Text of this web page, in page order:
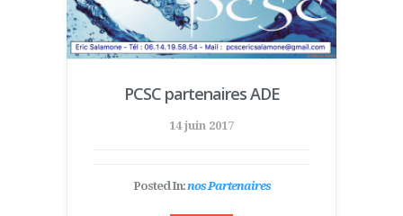
PCSC partenaires ADE
14 juin 2017
Posted In:nos Partenaires